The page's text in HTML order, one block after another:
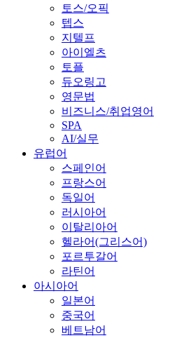
토스/오픽
텝스
지텔프
아이엘츠
토플
듀오링고
영문법
비즈니스/취업영어
SPA
AI/실무
유럽어
스페인어
프랑스어
독일어
러시아어
이탈리아어
헬라어(그리스어)
포르투갈어
라틴어
아시아어
일본어
중국어
베트남어